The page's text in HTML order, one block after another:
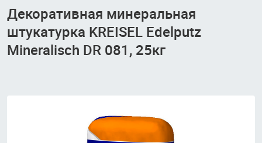
Декоративная минеральная
штукатурка KREISEL Edelputz
Mineralisch DR 081, 25кг